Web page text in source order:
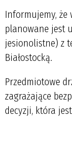
Informujemy, że
planowane jest
jesionolistne) z
Białostocką.
Przedmiotowe
zagrażające
decyzji, która